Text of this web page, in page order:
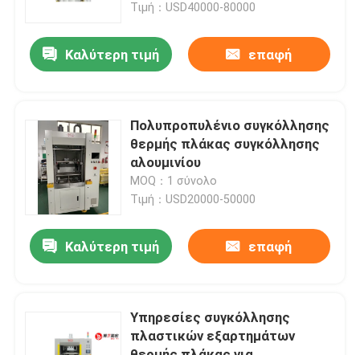
Σχετικά με εμάς
Ποιοτικός έλεγχος
επαφή
Ζητήστε ένα απόσπασμα
Πλαστικό συγκόλλησης θερμής πλάκας
Τιμή：USD40000-80000
Καλύτερη τιμή επαφή
Πολυπροπυλένιο συγκόλλησης
θερμής πλάκας συγκόλλησης
αλουμινίου
MOQ：1 σύνολο
Τιμή：USD20000-50000
Καλύτερη τιμή επαφή
Υπηρεσίες συγκόλλησης
πλαστικών εξαρτημάτων